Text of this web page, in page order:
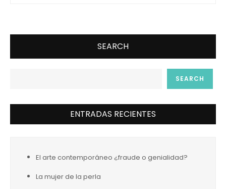
SEARCH
SEARCH
ENTRADAS RECIENTES
El arte contemporáneo ¿fraude o genialidad?
La mujer de la perla